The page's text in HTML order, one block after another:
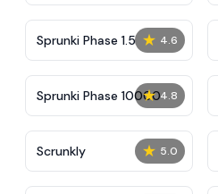
★ 4.6
Sprunki Phase 1.5
★ 4.8
Sprunki Phase 10000
★ 5.0
Scrunkly